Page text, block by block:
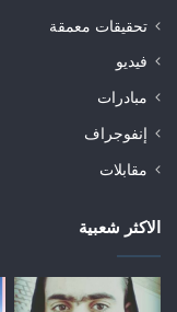
تحقيقات معمقة
فيديو
مبادرات
إنفوجراف
مقابلات
الاكثر شعبية